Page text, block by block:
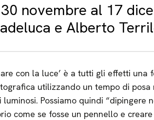
novembre al 17
e Alberto
con la luce’ è a tutti gli effetti una
utilizzando un tempo di
Possiamo quindi “dipingere
come se fosse un pennello e